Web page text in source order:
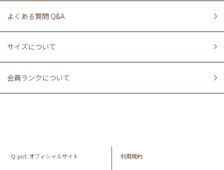
よくある質問 Q&A
サイズについて
会員ランクについて
Q-pot. オフィシャルサイト 利用規約